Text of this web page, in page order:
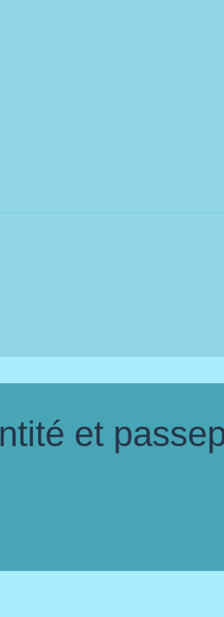
et